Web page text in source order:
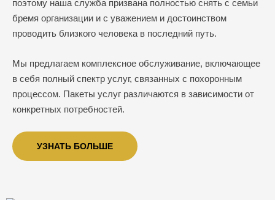
поэтому наша служба призвана полностью снять с семьи
бремя организации и с уважением и достоинством
проводить близкого человека в последний путь.
Мы предлагаем комплексное обслуживание, включающее
в себя полный спектр услуг, связанных с похоронным
процессом. Пакеты услуг различаются в зависимости от
конкретных потребностей.
УЗНАТЬ БОЛЬШЕ